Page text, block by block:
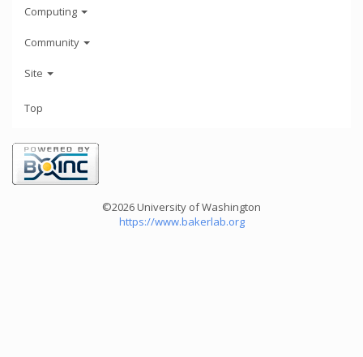
Computing
Community
Site
Top
©2026 University of Washington
https://www.bakerlab.org